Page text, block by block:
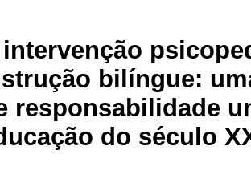
bilíngue:
responsabilidade
do século